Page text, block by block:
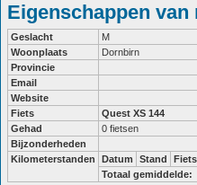
Eigenschappen
Geslacht
M
Woonplaats
Dornbirn
Provincie
Email
Website
Fiets
Quest XS 144
Gehad
0 fietsen
Bijzonderheden
Kilometerstanden
Datum Stand Fiets
Totaal gemiddelde: